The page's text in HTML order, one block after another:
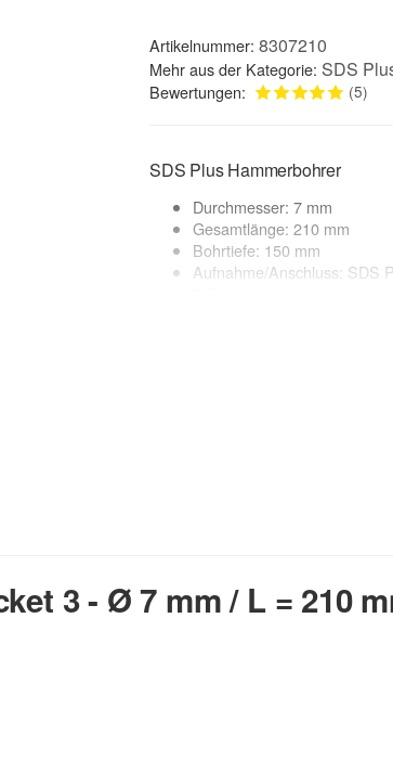
Artikelnummer: 8307210
Mehr aus der Kategorie: SDS
Bewertungen: (5)
SDS Plus Hammerbohrer
Durchmesser: 7 mm
Gesamtlänge: 210 mm
Bohrtiefe: 150 mm
Aufnahme/Anschluss: SDS
3 - Ø 7 mm / L = 210